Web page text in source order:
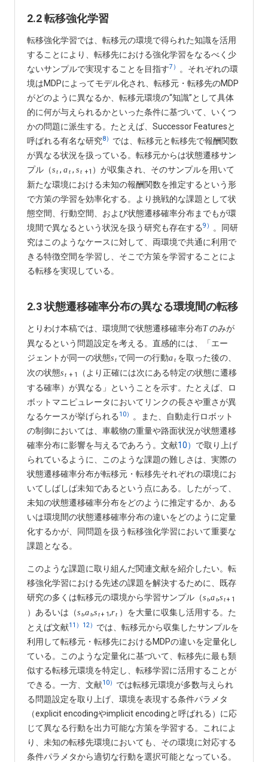
2.2 転移強化学習
転移強化学習では、転移元の環境で得られた知識を活用
することにより、転移先における強化学習をなるべく少
ないサンプルで実現することを目指す7）
。それぞれの環
境はMDPによってモデル化され、転移元・転移先のMDP
がどのように異なるか、転移元環境の“知識”として具体
的に何が与えられるかといった条件に基づいて、いくつ
かの問題に派生する。たとえば、Successor Featuresと
呼ばれる有名な研究8） では、転移元と転移先で報酬関数
が異なる状況を扱っている。転移元からは状態遷移サン
プル（st, at, st +1 ）が収集され、そのサンプルを用いて
新たな環境における未知の報酬関数を推定するという形
で方策の学習を効率化する。より挑戦的な課題として状
態空間、行動空間、および状態遷移確率分布までもが環
境間で異なるという状況を扱う研究も存在する9）
。同研
究はこのようなケースに対して、両環境で共通に利用で
きる特徴空間を学習し、そこで方策を学習することによ
る転移を実現している。
2.3 状態遷移確率分布の異なる環境間の転移
とりわけ本稿では、環境間で状態遷移確率分布Tのみが
異なるという問題設定を考える。直感的には、「エー
ジェントが同一の状態stで同一の行動atを取った後の、
次の状態st + 1
（より正確には次にある特定の状態に遷移
する確率）が異なる」ということを示す。たとえば、ロ
ボットマニピュレータにおいてリンクの長さや重さが異
なるケースが挙げられる 10）
。また、自動走行ロボット
の制御においては、車載物の重量や路面状況が状態遷移
確率分布に影響を与えるであろう。文献10） で取り上げ
られているように、このような課題の難しさは、実際の
状態遷移確率分布が転移元・転移先それぞれの環境にお
いてしばしば未知であるという点にある。したがって、
未知の状態遷移確率分布をどのように推定するか、ある
いは環境間の状態遷移確率分布の違いをどのように定量
化するかが、同問題を扱う転移強化学習において重要な
課題となる。
このような課題に取り組んだ関連文献を紹介したい。転
移強化学習における先述の課題を解決するために、既存
研究の多くは転移元の環境から学習サンプル（st,at,st+ 1
）あるいは（st,at,st+ 1,rt）を大量に収集し活用する。た
とえば文献11 ） 12） では、転移元から収集したサンプルを
利用して転移元・転移先におけるMDPの違いを定量化し
ている。このような定量化に基づいて、転移先に最も類
似する転移元環境を特定し、転移学習に活用することが
できる。一方、文献10） では転移元環境が多数与えられ
る問題設定を取り上げ、環境を表現する条件パラメタ
（explicit encodingやimplicit encodingと呼ばれる）に応
じて異なる行動を出力可能な方策を学習する。これによ
り、未知の転移先環境においても、その環境に対応する
条件パラメタから適切な行動を選択可能となっている。